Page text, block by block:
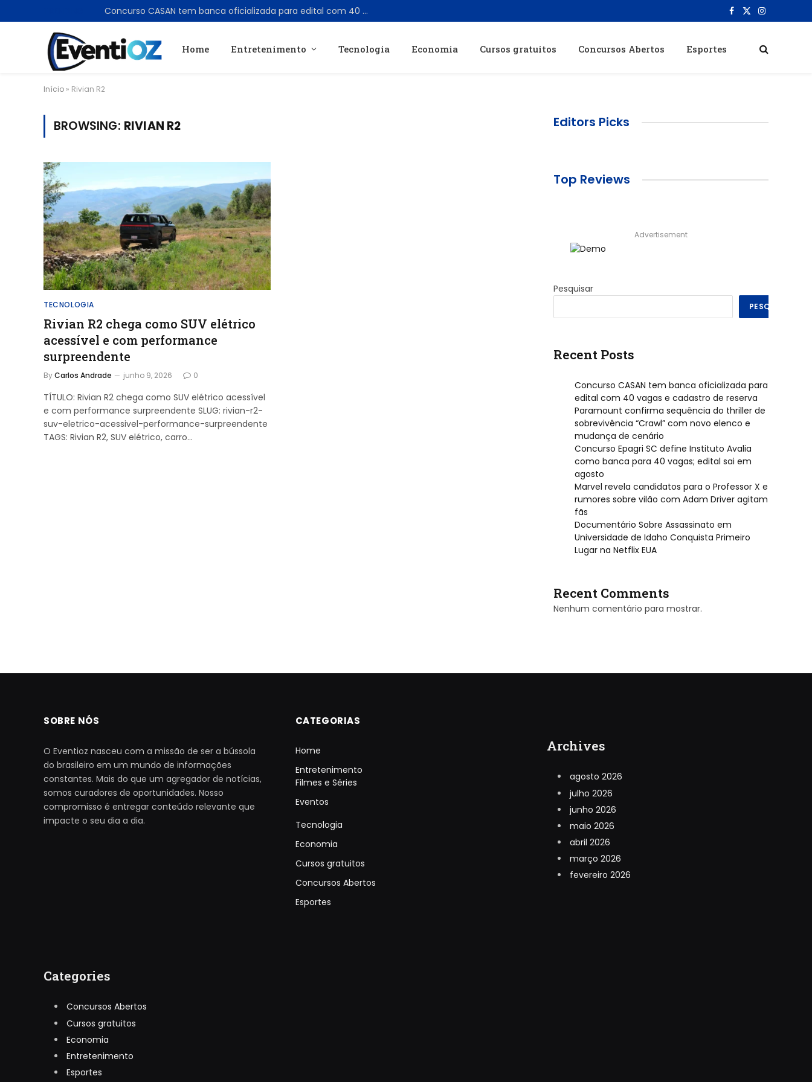
Concurso CASAN tem banca oficializada para edital com 40 vagas e cadastro de reserva Facebook
X
Instagram
Home Entretenimento Tecnologia Economia Cursos gratuitos Concursos Abertos Esportes
Início » Rivian R2
BROWSING: RIVIAN R2
TECNOLOGIA
Rivian R2 chega como SUV elétrico
acessível e com performance
surpreendente
ByCarlos Andrade junho 9, 2026 0
TÍTULO: Rivian R2 chega como SUV elétrico acessível
e com performance surpreendente SLUG: rivian-r2-
suv-eletrico-acessivel-performance-surpreendente
TAGS: Rivian R2, SUV elétrico, carro…
Editors Picks
Top Reviews
Advertisement
Pesquisar
PESQUISAR
Recent Posts
Concurso CASAN tem banca oficializada para
edital com 40 vagas e cadastro de reserva
Paramount confirma sequência do thriller de
sobrevivência “Crawl” com novo elenco e
mudança de cenário
Concurso Epagri SC define Instituto Avalia
como banca para 40 vagas; edital sai em
agosto
Marvel revela candidatos para o Professor X e
rumores sobre vilão com Adam Driver agitam
fãs
Documentário Sobre Assassinato em
Universidade de Idaho Conquista Primeiro
Lugar na Netflix EUA
Recent Comments
Nenhum comentário para mostrar.
SOBRE NÓS
O Eventioz nasceu com a missão de ser a bússola
do brasileiro em um mundo de informações
constantes. Mais do que um agregador de notícias,
somos curadores de oportunidades. Nosso
compromisso é entregar conteúdo relevante que
impacte o seu dia a dia.
CATEGORIAS
Home
Entretenimento
Filmes e Séries
Eventos
Tecnologia
Economia
Cursos gratuitos
Concursos Abertos
Esportes
Archives
agosto 2026
julho 2026
junho 2026
maio 2026
abril 2026
março 2026
fevereiro 2026
Categories
Concursos Abertos
Cursos gratuitos
Economia
Entretenimento
Esportes